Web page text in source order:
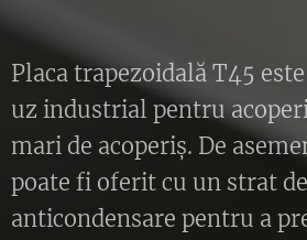
Placa trapezoidală T45
uz industrial pentru
mari de acoperiș. De
poate fi oferit cu un strat
anticondensare pentru a